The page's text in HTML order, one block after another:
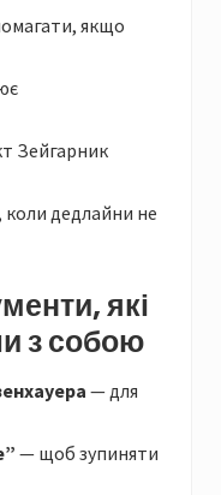
якщо
Зейгарник
коли дедлайни не
які
з собою
— для
— щоб зупиняти